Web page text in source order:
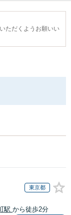
ただくようお願いい
東京都
駅 から徒歩2分